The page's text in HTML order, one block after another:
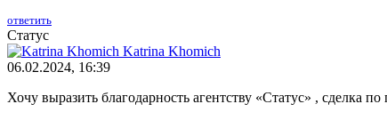
ответить
Статус
Katrina Khomich
06.02.2024, 16:39
Хочу выразить благодарность агентству «Статус» , сделка